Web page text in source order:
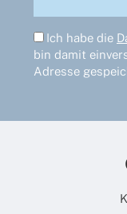
Ich habe die
bin damit
Adresse